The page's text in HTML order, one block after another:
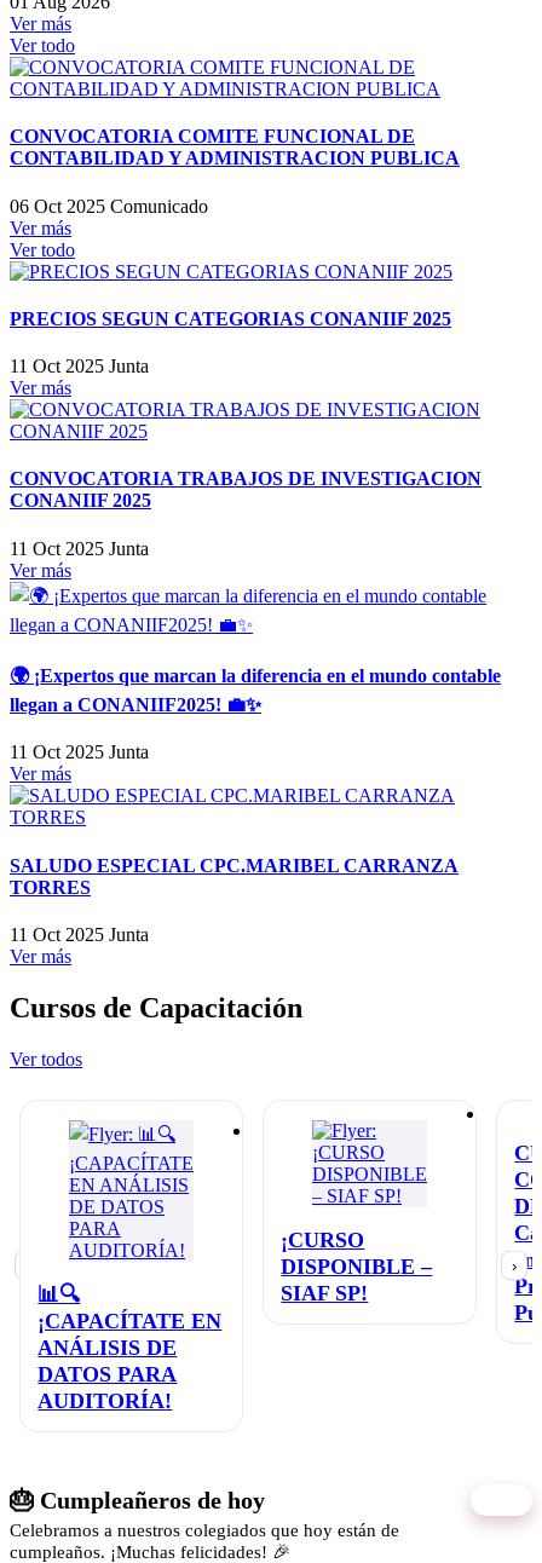
Ver más
Ver todo
CONVOCATORIA COMITE FUNCIONAL DE
CONTABILIDAD Y ADMINISTRACION PUBLICA
06 Oct 2025 Comunicado
Ver más
Ver todo
PRECIOS SEGUN CATEGORIAS CONANIIF 2025
11 Oct 2025 Junta
Ver más
CONVOCATORIA TRABAJOS DE INVESTIGACION
CONANIIF 2025
11 Oct 2025 Junta
Ver más
🌍 ¡Expertos que marcan la diferencia en el mundo contable
llegan a CONANIIF2025! 💼✨
11 Oct 2025 Junta
Ver más
SALUDO ESPECIAL CPC.MARIBEL CARRANZA
TORRES
11 Oct 2025 Junta
Ver más
Cursos de Capacitación
Ver todos
📊🔍
¡CAPACÍTATE EN
ANÁLISIS DE
DATOS PARA
AUDITORÍA!
¡CURSO
DISPONIBLE –
SIAF SP!
en
›
🎂 Cumpleañeros de hoy
Celebramos a nuestros colegiados que hoy están de
cumpleaños. ¡Muchas felicidades! 🎉